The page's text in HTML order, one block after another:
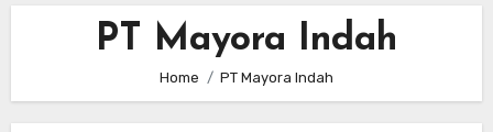
PT Mayora Indah
Home PT Mayora Indah